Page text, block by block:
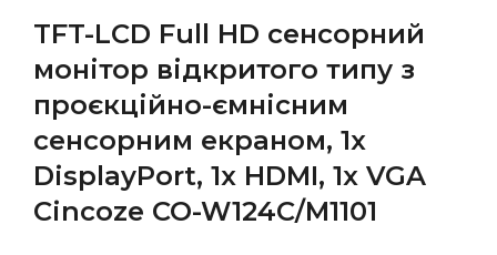
TFT-LCD Full HD сенсорний
монітор відкритого типу з
проєкційно-ємнісним
сенсорним екраном, 1x
DisplayPort, 1x HDMI, 1x VGA
Cincoze CO-W124C/M1101